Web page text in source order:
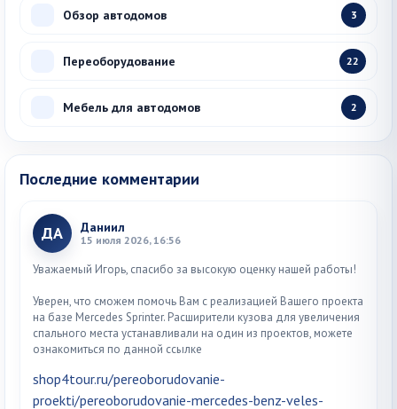
Обзор автодомов 3
Переоборудование 22
Мебель для автодомов 2
Последние комментарии
ДА Даниил
15 июля 2026, 16:56
Уважаемый Игорь, спасибо за высокую оценку нашей работы!
Уверен, что сможем помочь Вам с реализацией Вашего проекта
на базе Mercedes Sprinter. Расширители кузова для увеличения
спального места устанавливали на один из проектов, можете
ознакомиться по данной ссылке
shop4tour.ru/pereoborudovanie-
proekti/pereoborudovanie-mercedes-benz-veles-